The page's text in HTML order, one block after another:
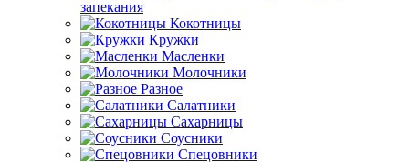
запекания
Кокотницы
Кружки
Масленки
Молочники
Разное
Салатники
Сахарницы
Соусники
Спецовники